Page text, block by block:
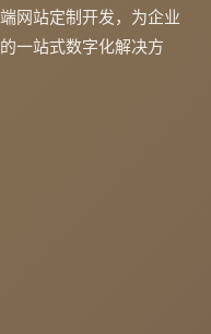
网站定制开发，为企业
一站式数字化解决方